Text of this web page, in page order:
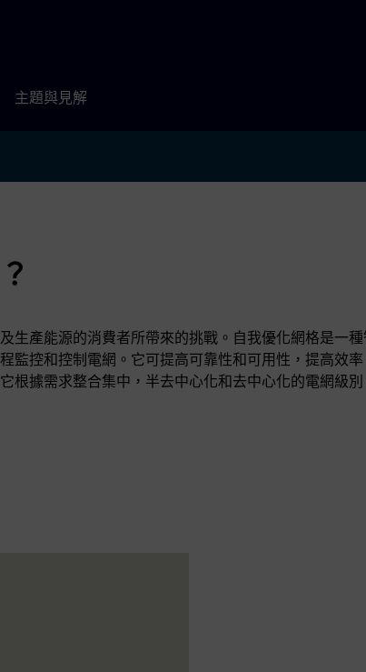
主題與見解
生產能源的消費者所帶來的挑戰。自我優化網格是一種
監控和控制電網。它可提高可靠性和可用性，提高效率
根據需求整合集中，半去中心化和去中心化的電網級別